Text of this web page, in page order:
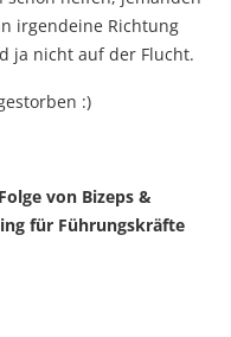
irgendeine Richtung
ja nicht auf der Flucht.
:)
von Bizeps &
für Führungskräfte